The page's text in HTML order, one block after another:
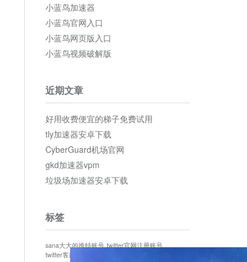
小蓝鸟加速器
小蓝鸟官网入口
小蓝鸟网页版入口
小蓝鸟视频破解版
近期文章
好用收费便宜的梯子免费试用
tly加速器安卓下载
CyberGuard机场官网
gkd加速器vpm
垃圾场加速器安卓下载
标签
sana大大的推特账号 twitter官网注册账号
twitter客服